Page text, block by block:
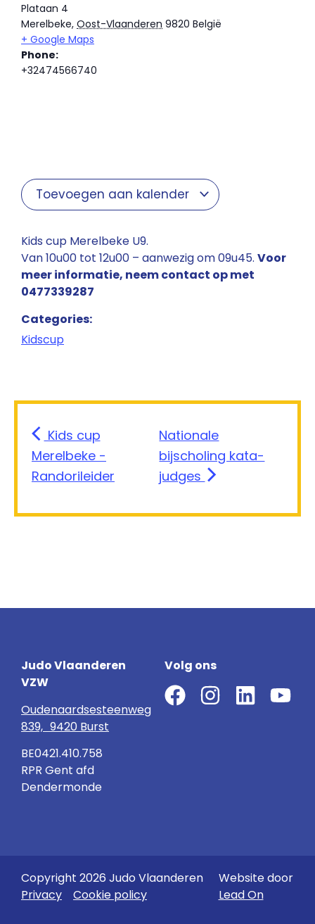
Kids cup Merelbeke U9.
Van 10u00 tot 12u00 – aanwezig om 09u45. Voor
meer informatie, neem contact op met
0477339287
Categories:
Kidscup
Plataan 4
Merelbeke, Oost-Vlaanderen 9820 België
+ Google Maps
Phone:
+32474566740
Toevoegen aan kalender
Kids cup
Merelbeke -
Randorileider
Nationale
bijscholing kata-
judges
Judo Vlaanderen
VZW
Oudenaardsesteenweg
839, 9420 Burst
BE0421.410.758
RPR Gent afd
Dendermonde
Volg ons
Copyright 2026 Judo Vlaanderen
Privacy
Cookie policy
Website door
Lead On